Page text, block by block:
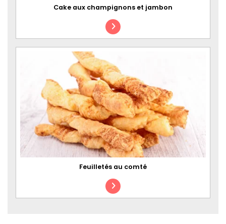
Cake aux champignons et jambon
Feuilletés au comté